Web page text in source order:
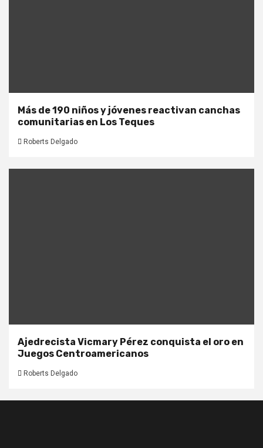
Más de 190 niños y jóvenes reactivan canchas
comunitarias en Los Teques
Roberts Delgado
Ajedrecista Vicmary Pérez conquista el oro en
Juegos Centroamericanos
Roberts Delgado